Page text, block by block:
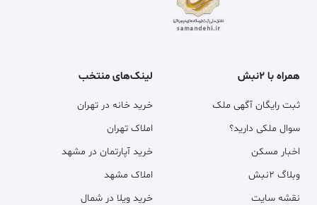
همراه با ۲نبش
ثبت رایگان آگهی ملک
سوال ملکی دارید؟
اخبار مسکن
وبلاگ ۲نبش
نقشه سایت
لینک‌های منتخب
خرید خانه در تهران
املاک تهران
خرید آپارتمان در مشهد
املاک مشهد
خرید ویلا در شمال